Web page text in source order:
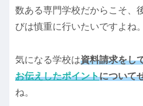
数ある専門学校だからこそ、
びは慎重に行いたいですよね。
気になる学校は資料請求をし
お伝えしたポイントについて
ね。